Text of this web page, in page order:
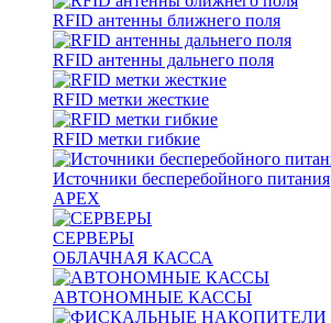
RFID антенны ближнего поля
RFID антенны дальнего поля
RFID метки жесткие
RFID метки гибкие
Источники бесперебойного питания
APEX
СЕРВЕРЫ
ОБЛАЧНАЯ КАССА
АВТОНОМНЫЕ КАССЫ